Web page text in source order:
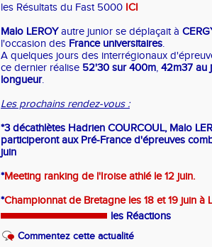
les Résultats du Fast 5000 ICI
Malo LEROYautre junior se déplaçait à
l'occasion des France universitaires.
A quelques jours des interrégionaux
ce dernier réalise 52'30 sur 400m, 42m37 au
longueur.
Les prochains rendez-vous :
*3 décathlètes Hadrien COURCOUL, Malo
participeront aux Pré-Franced'épreuves
juin
*Meeting ranking de l'Iroise athlé le 12 juin.
*Championnat de Bretagne les 18 et 19 juin à
les Réactions
Commentez cette actualité